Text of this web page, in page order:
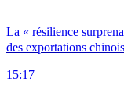
La « résilience
des exportations
15:17